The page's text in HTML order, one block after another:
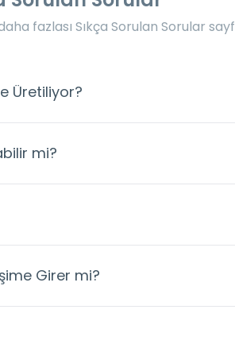
fazlası Sıkça Sorulan Sorular
Üretiliyor?
mi?
Girer mi?